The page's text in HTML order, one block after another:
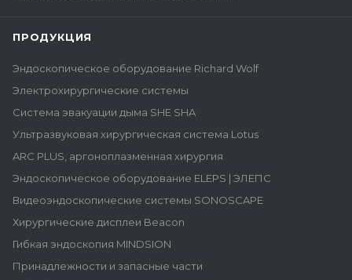
ПРОДУКЦИЯ
Эндоскопическое оборудование Richard Wolf
Электрохирургические системы
Система эвакуации дыма SHE SHA
Ультразвуковая хирургическая система Lotus
ARC PLUS, аргоноплазменная хирургия
Эндоскопическое оборудование ELEPS | ЭЛЕПС
Видеоэндоскопические системы SONOSCAPE
Хирургические дисплеи Beacon
Гибкая эндоскопия MINDSION
Принадлежности и запасные части